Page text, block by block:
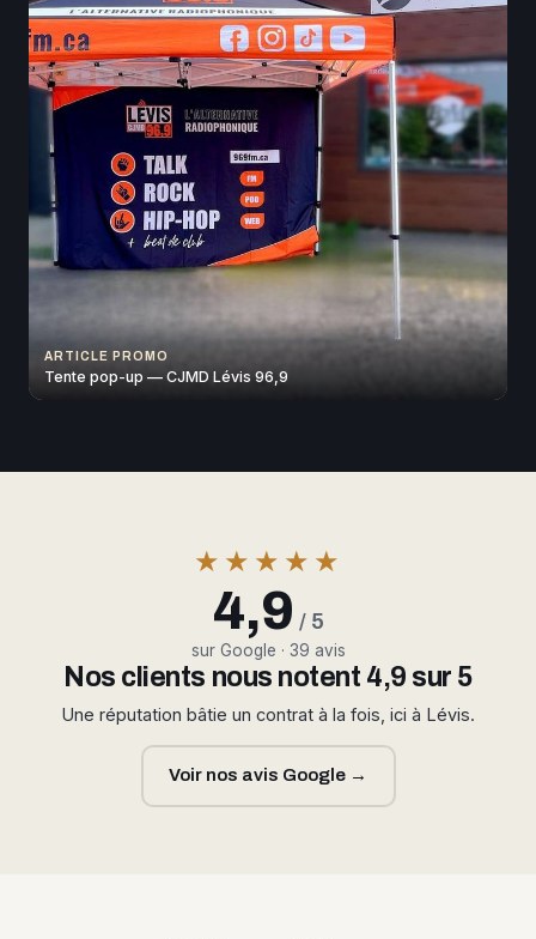
ARTICLE PROMO
Tente pop-up — CJMD Lévis 96,9
★★★★★
4,9 / 5
sur Google · 39 avis
Nos clients nous notent 4,9 sur 5
Une réputation bâtie un contrat à la fois, ici à Lévis.
Voir nos avis Google →